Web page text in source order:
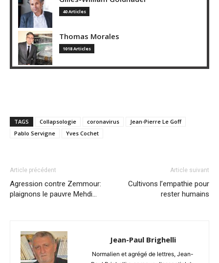
40 Articles
Thomas Morales
1018 Articles
TAGS Collapsologie coronavirus
Jean-Pierre Le Goff
Pablo Servigne
Yves Cochet
Article précédent
Agression contre Zemmour:
plaignons le pauvre Mehdi…
Article suivant
Cultivons l’empathie pour
rester humains
Jean-Paul Brighelli
Normalien et agrégé de lettres, Jean-